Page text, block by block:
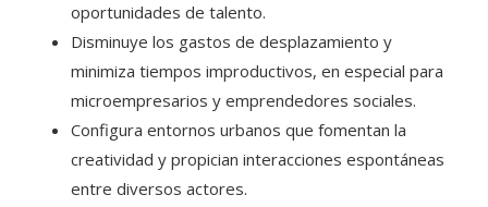
oportunidades de talento.
Disminuye los gastos de desplazamiento y
minimiza tiempos improductivos, en especial para
microempresarios y emprendedores sociales.
Configura entornos urbanos que fomentan la
creatividad y propician interacciones espontáneas
entre diversos actores.